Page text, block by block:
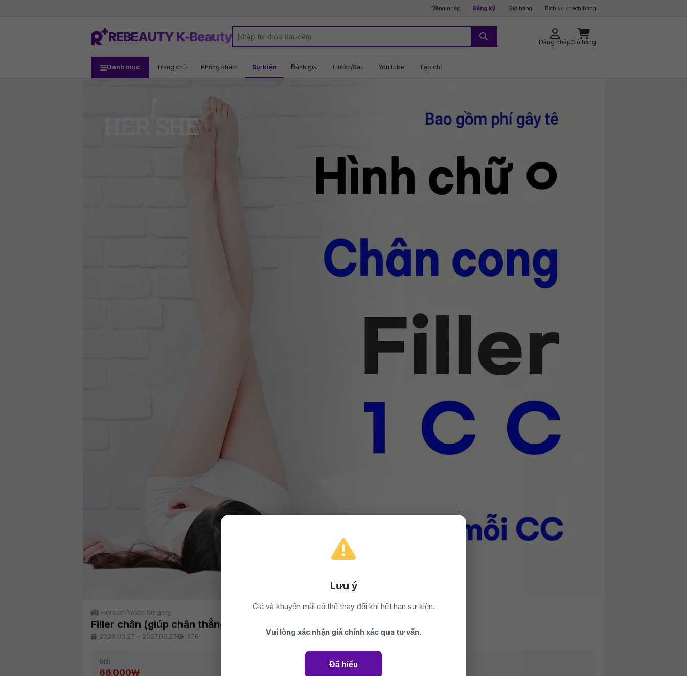
Đăng nhập Đăng ký Giỏ hàng Dịch vụ khách hàng
REBEAUTY K-Beauty Đăng nhậpGiỏ hàng
Danh mục Trang chủ Phòng khám Sự kiện Đánh giá Trước/Sau YouTube Tạp chí
Hershe Plastic Surgery
Filler chân (giúp chân thẳng khép lại)
2026.03.27 ~ 2027.03.27 376
Giá:
66,000₩
Lưu ý
Giá và khuyến mãi có thể thay đổi khi hết hạn sự kiện.
Vui lòng xác nhận giá chính xác qua tư vấn.
Đã hiểu